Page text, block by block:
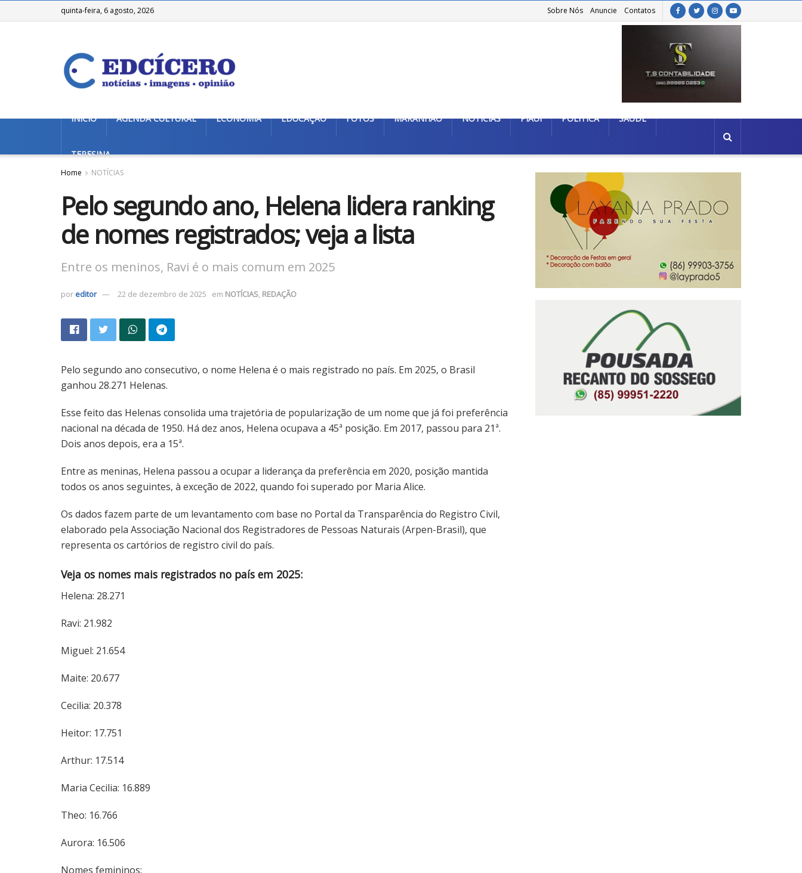
quinta-feira, 6 agosto, 2026 Sobre Nós Anuncie Contatos
INÍCIO AGENDA CULTURAL ECONOMIA EDUCAÇÃO FOTOS MARANHÃO NOTÍCIAS PIAUÍ POLÍTICA SAÚDE
TERESINA
Home NOTÍCIAS
Pelo segundo ano, Helena lidera ranking
de nomes registrados; veja a lista
Entre os meninos, Ravi é o mais comum em 2025
por editor 22 de dezembro de 2025 em NOTÍCIAS, REDAÇÃO
Pelo segundo ano consecutivo, o nome Helena é o mais registrado no país. Em 2025, o Brasil
ganhou 28.271 Helenas.
Esse feito das Helenas consolida uma trajetória de popularização de um nome que já foi preferência
nacional na década de 1950. Há dez anos, Helena ocupava a 45ª posição. Em 2017, passou para 21ª.
Dois anos depois, era a 15ª.
Entre as meninas, Helena passou a ocupar a liderança da preferência em 2020, posição mantida
todos os anos seguintes, à exceção de 2022, quando foi superado por Maria Alice.
Os dados fazem parte de um levantamento com base no Portal da Transparência do Registro Civil,
elaborado pela Associação Nacional dos Registradores de Pessoas Naturais (Arpen-Brasil), que
representa os cartórios de registro civil do país.
Veja os nomes mais registrados no país em 2025:
Helena: 28.271
Ravi: 21.982
Miguel: 21.654
Maite: 20.677
Cecilia: 20.378
Heitor: 17.751
Arthur: 17.514
Maria Cecilia: 16.889
Theo: 16.766
Aurora: 16.506
Nomes femininos: